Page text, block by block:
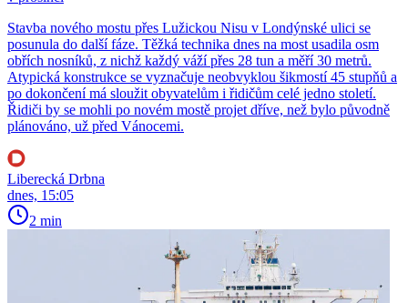
Stavba nového mostu přes Lužickou Nisu v Londýnské ulici se
posunula do další fáze. Těžká technika dnes na most usadila osm
obřích nosníků, z nichž každý váží přes 28 tun a měří 30 metrů.
Atypická konstrukce se vyznačuje neobvyklou šikmostí 45 stupňů a
po dokončení má sloužit obyvatelům i řidičům celé jedno století.
Řidiči by se mohli po novém mostě projet dříve, než bylo původně
plánováno, už před Vánocemi.
Liberecká Drbna
dnes, 15:05
2 min